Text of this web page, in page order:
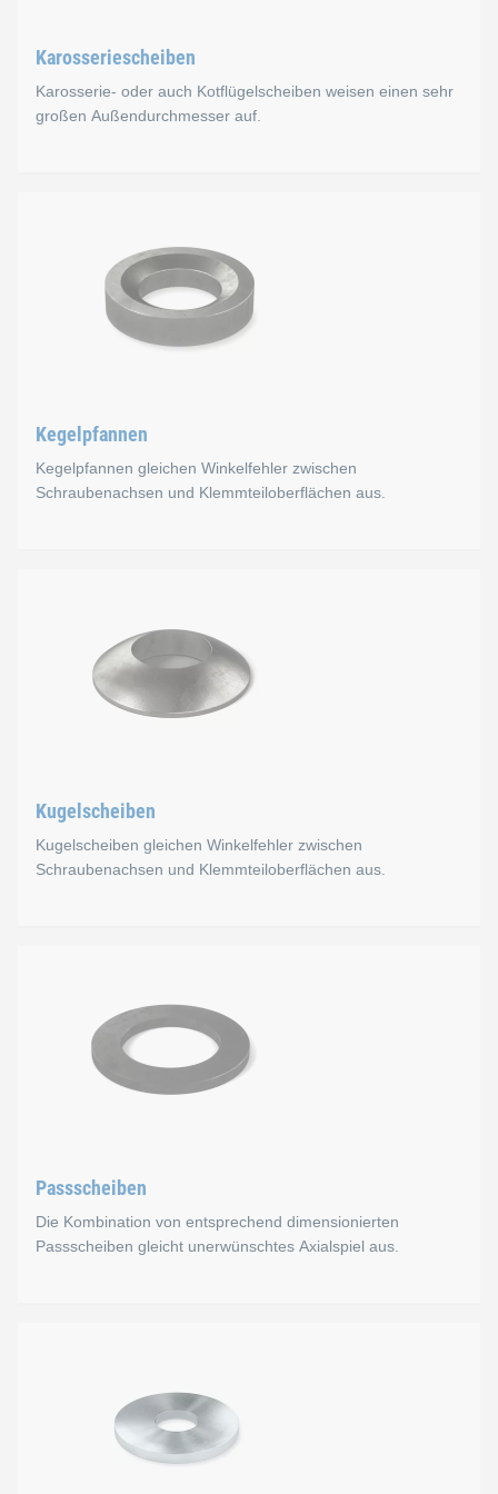
Karosseriescheiben
Karosserie- oder auch Kotflügelscheiben weisen einen sehr
großen Außendurchmesser auf.
Karosserie- oder auch Kotflügelscheiben weisen einen sehr
Dadurch wird die Vorspannkraft auf eine deutlich größere
Karosseriescheiben in unserem eShop
Kegelpfannen
Kegelpfannen gleichen Winkelfehler zwischen
Schraubenachsen und Klemmteiloberflächen aus.
Kegelpfannen können in Kombination mit Kugelscheiben
Bei Einzelverwendung muss die sphärische Form an der
Kugelscheiben
Kugelscheiben gleichen Winkelfehler zwischen
Schraubenachsen und Klemmteiloberflächen aus.
Kugelscheiben können in Kombination mit Kegelpfannen
Bei Einzelverwendung muss die sphärische Form an der
Kugelscheiben in unserem eShop
Passscheiben
Die Kombination von entsprechend dimensionierten
Passscheiben gleicht unerwünschtes Axialspiel aus.
Die Kombination von entsprechend dimensionierten